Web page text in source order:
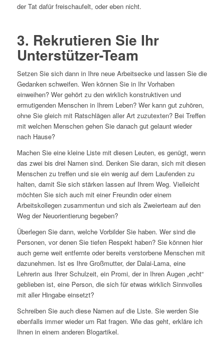
der Tat dafür freischaufelt, oder eben nicht.
3. Rekrutieren Sie Ihr
Unterstützer-Team
Setzen Sie sich dann in Ihre neue Arbeitsecke und lassen Sie die
Gedanken schweifen. Wen können Sie in Ihr Vorhaben
einweihen? Wer gehört zu den wirklich konstruktiven und
ermutigenden Menschen in Ihrem Leben? Wer kann gut zuhören,
ohne Sie gleich mit Ratschlägen aller Art zuzutexten? Bei Treffen
mit welchen Menschen gehen Sie danach gut gelaunt wieder
nach Hause?
Machen Sie eine kleine Liste mit diesen Leuten, es genügt, wenn
das zwei bis drei Namen sind. Denken Sie daran, sich mit diesen
Menschen zu treffen und sie ein wenig auf dem Laufenden zu
halten, damit Sie sich stärken lassen auf Ihrem Weg. Vielleicht
möchten Sie sich auch mit einer Freundin oder einem
Arbeitskollegen zusammentun und sich als Zweierteam auf den
Weg der Neuorientierung begeben?
Überlegen Sie dann, welche Vorbilder Sie haben. Wer sind die
Personen, vor denen Sie tiefen Respekt haben? Sie können hier
auch gerne weit entfernte oder bereits verstorbene Menschen mit
dazunehmen. Ist es Ihre Großmutter, der Dalai-Lama, eine
Lehrerin aus Ihrer Schulzeit, ein Promi, der in Ihren Augen „echt“
geblieben ist, eine Person, die sich für etwas wirklich Sinnvolles
mit aller Hingabe einsetzt?
Schreiben Sie auch diese Namen auf die Liste. Sie werden Sie
ebenfalls immer wieder um Rat fragen. Wie das geht, erkläre ich
Ihnen in einem anderen Blogartikel.